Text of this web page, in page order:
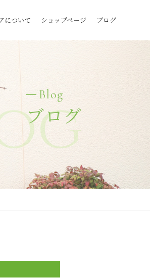
について ショップページ ブログ
Blog
ブログ